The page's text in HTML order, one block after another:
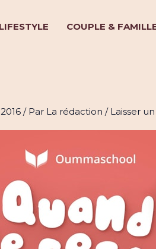
LIFESTYLE COUPLE &
de soutenir
/ Par La rédaction / Laisser